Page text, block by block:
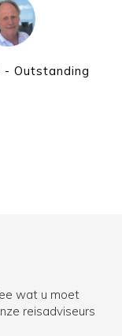
Outstanding
wat u moet
reisadviseurs